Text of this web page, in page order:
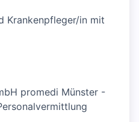
Krankenpfleger/in mit
promedi Münster -